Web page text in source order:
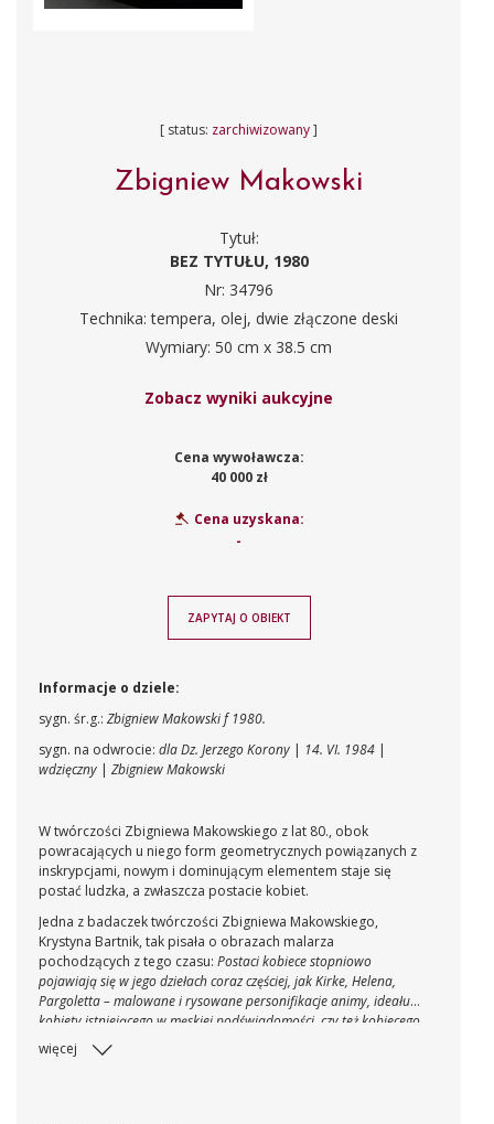
[ status: zarchiwizowany]
Zbigniew Makowski
Tytuł:
BEZ TYTUŁU, 1980
Nr: 34796
Technika: tempera, olej, dwie złączone deski
Wymiary: 50 cm x 38.5 cm
Zobacz wyniki aukcyjne
Cena wywoławcza:
40 000 zł
Cena uzyskana:
-
ZAPYTAJ O OBIEKT
Informacje o dziele:
sygn. śr.g.: Zbigniew Makowski f 1980.
sygn. na odwrocie: dla Dz. Jerzego Korony | 14. VI. 1984 |
wdzięczny | Zbigniew Makowski
W twórczości Zbigniewa Makowskiego z lat 80., obok
powracających u niego form geometrycznych powiązanych z
inskrypcjami, nowym i dominującym elementem staje się
postać ludzka, a zwłaszcza postacie kobiet.
Jedna z badaczek twórczości Zbigniewa Makowskiego,
Krystyna Bartnik, tak pisała o obrazach malarza
pochodzących z tego czasu: Postaci kobiece stopniowo
pojawiają się w jego dziełach coraz częściej, jak Kirke, Helena,
Pargoletta – malowane i rysowane personifikacje animy, ideału
kobiety istniejącego w męskiej podświadomości, czy też kobiecego
aspektu psychiki mężczyzny, metafory najgłębszych mocy
psychicznych. Często pojawia się imię Maria, które można
więcej